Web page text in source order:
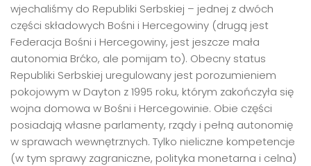
wjechaliśmy do Republiki Serbskiej – jednej z dwóch
części składowych Bośni i Hercegowiny (drugą jest
Federacja Bośni i Hercegowiny, jest jeszcze mała
autonomia Brćko, ale pomijam to). Obecny status
Republiki Serbskiej uregulowany jest porozumieniem
pokojowym w Dayton z 1995 roku, którym zakończyła się
wojna domowa w Bośni i Hercegowinie. Obie części
posiadają własne parlamenty, rządy i pełną autonomię
w sprawach wewnętrznych. Tylko nieliczne kompetencje
(w tym sprawy zagraniczne, polityka monetarna i celna)